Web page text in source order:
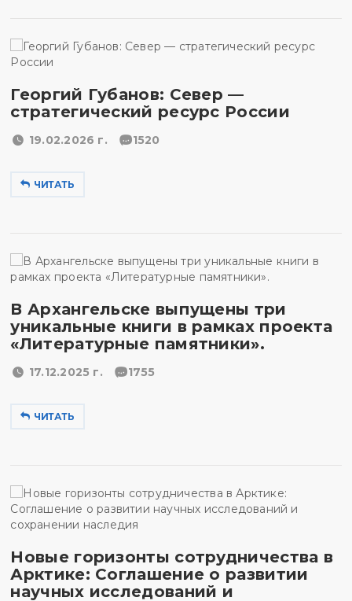
Георгий Губанов: Север —
стратегический ресурс России
19.02.2026 г. 1520
ЧИТАТЬ
В Архангельске выпущены три
уникальные книги в рамках проекта
«Литературные памятники».
17.12.2025 г. 1755
ЧИТАТЬ
Новые горизонты сотрудничества в
Арктике: Соглашение о развитии
научных исследований и